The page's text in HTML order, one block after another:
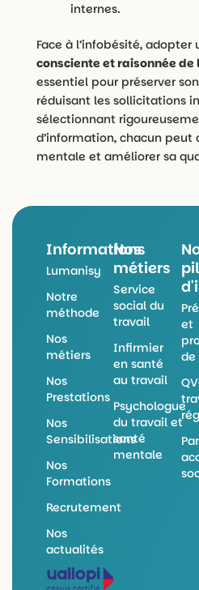
internes.
Face à l’infobésité, adopter
consciente et raisonnée de
essentiel pour préserver
réduisant les sollicitations
sélectionnant
d’information, chacun peut
mentale et améliorer sa
Informations
Lumanisy
Notre
méthode
Nos
métiers
Nos
Prestations
Nos
Sensibilisations
Nos
Formations
Recrutement
Nos
actualités
Nos
métiers
Service
social du
travail
Infirmier
en santé
au travail
Psychologue
du travail et
santé
mentale
et
de